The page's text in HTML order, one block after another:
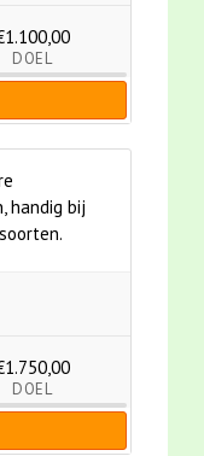
DOEL
handig bij
DOEL